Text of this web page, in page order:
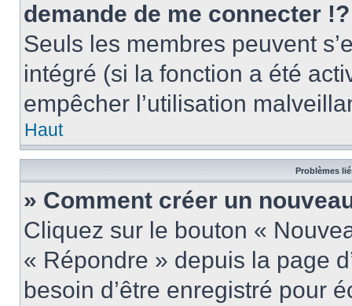
demande de me connecter !?
Seuls les membres peuvent
intégré (si la fonction a été
empêcher l’utilisation
Haut
Problèmes
» Comment créer un
Cliquez sur le bouton «
« Répondre » depuis la page
besoin d’être enregistré pour